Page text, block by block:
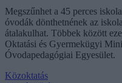
Megszűnhet a 45 perces
óvodák dönthetnének az
átalakulhat. Többek között
Oktatási és Gyermekügyi
Óvodapedagógiai Egyesület.
Közoktatás